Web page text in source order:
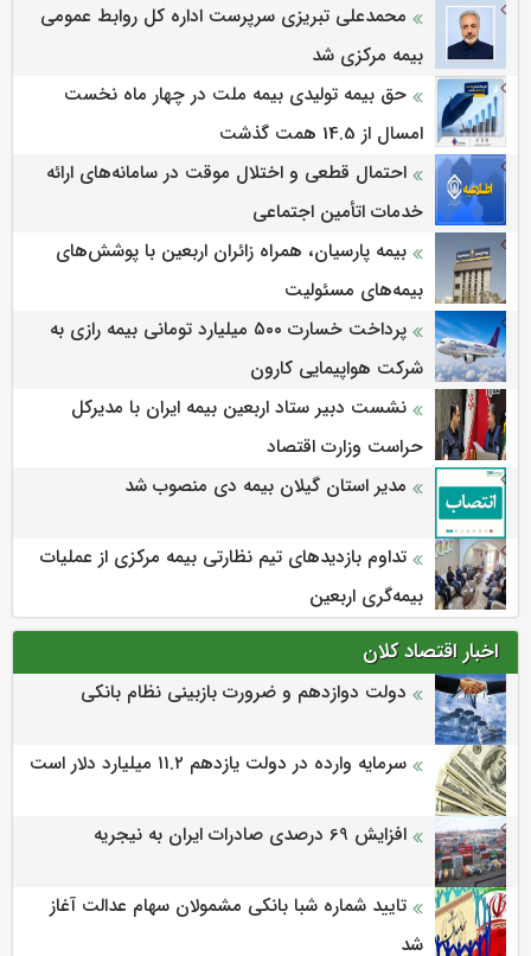
محمدعلی تبریزی سرپرست اداره كل روابط عمومی
بیمه مركزی شد
حق بیمه تولیدی بیمه ملت در چهار ماه نخست
امسال از 14.5 همت گذشت
احتمال قطعی و اختلال موقت در سامانه‌های ارائه
خدمات اتأمین اجتماعی
بیمه پارسیان، همراه زائران اربعین با پوشش‌های
بیمه‌های مسئولیت
پرداخت خسارت ۵۰۰ میلیارد تومانی بیمه رازی به
شرکت هواپیمایی کارون
نشست دبیر ستاد اربعین بیمه ایران با مدیرکل
حراست وزارت اقتصاد
مدیر استان گیلان بیمه دی منصوب شد
تداوم بازدیدهای تیم نظارتی بیمه مرکزی از عملیات
بیمه‌گری اربعین
اخبار اقتصاد کلان
دولت دوازدهم و ضرورت بازبینی نظام بانکی
سرمایه وارده در دولت یازدهم ۱۱.۲ میلیارد دلار است
افزایش 69 درصدی صادرات ایران به نیجریه
تایید شماره شبا بانکی مشمولان سهام عدالت آغاز
شد